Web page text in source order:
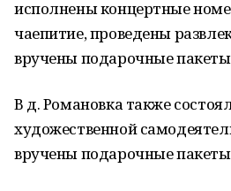
исполнены концертные
чаепитие, проведены
вручены подарочные
В д. Романовка также
художественной
вручены подарочные